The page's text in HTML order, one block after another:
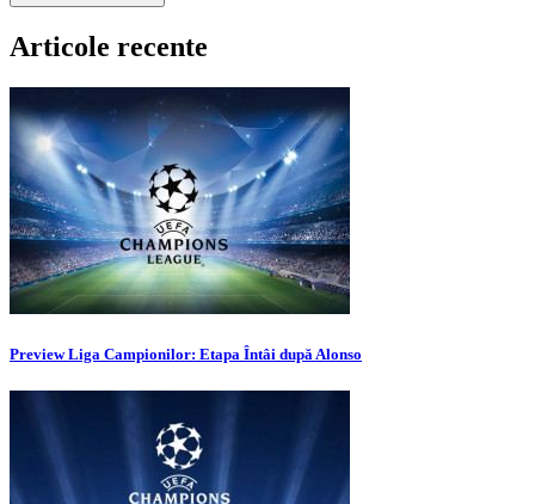
Articole recente
Preview Liga Campionilor: Etapa Întâi după Alonso